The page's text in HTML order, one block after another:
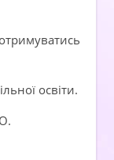
освіти.